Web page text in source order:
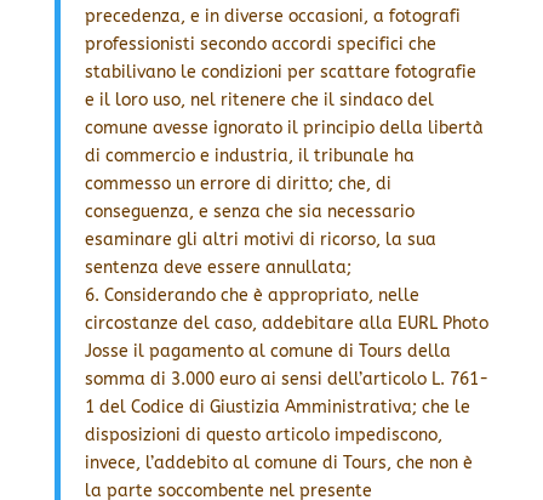
precedenza, e in diverse occasioni, a fotografi
professionisti secondo accordi specifici che
stabilivano le condizioni per scattare fotografie
e il loro uso, nel ritenere che il sindaco del
comune avesse ignorato il principio della libertà
di commercio e industria, il tribunale ha
commesso un errore di diritto; che, di
conseguenza, e senza che sia necessario
esaminare gli altri motivi di ricorso, la sua
sentenza deve essere annullata;
6. Considerando che è appropriato, nelle
circostanze del caso, addebitare alla EURL Photo
Josse il pagamento al comune di Tours della
somma di 3.000 euro ai sensi dell’articolo L. 761-
1 del Codice di Giustizia Amministrativa; che le
disposizioni di questo articolo impediscono,
invece, l’addebito al comune di Tours, che non è
la parte soccombente nel presente